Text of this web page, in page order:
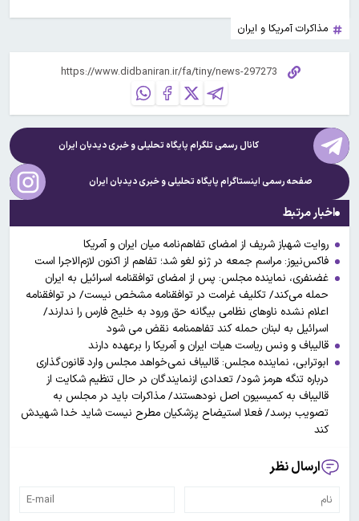
مذاکرات آمریکا و ایران
کانال رسمی تلگرام پایگاه تحلیلی و خبریدیدبان ایران
صفحه رسمی اینستاگرام پایگاه تحلیلی و خبریدیدبان ایران
اخبار مرتبط
روایت شهباز شریف از امضای تفاهم‌نامه میان ایران و آمریکا
فاکس‌نیوز: مراسم جمعه در ژنو لغو شد؛ تفاهم از اکنون لازم‌الاجرا است
غضنفری، نماینده مجلس: پس از امضای توافقنامه اسرائیل به ایران
حمله می‌کند/ تکلیف غرامت در توافقنامه مشخص نیست/ در توافقنامه
اعلام نشده ناوهای نظامی بیگانه حق ورود به خلیج فارس را ندارند/
اسرائیل به لبنان حمله کند تفاهمنامه نقض می شود
قالیباف و ونس ریاست هیات ایران و آمریکا را برعهده دارند
ابوترابی، نماینده مجلس: قالیباف نمی‌خواهد مجلس وارد قانون‌گذاری
درباره تنگه هرمز شود/ تعدادی ازنمایندگان در حال تنظیم شکایت از
قالیباف به کمیسیون اصل نودهستند/ مذاکرات باید در مجلس به
تصویب برسد/ فعلا استیضاح پزشکیان مطرح نیست شاید خدا شهیدش
کند
ارسال نظر